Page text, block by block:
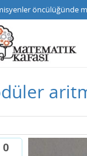
öncülüğünde
0